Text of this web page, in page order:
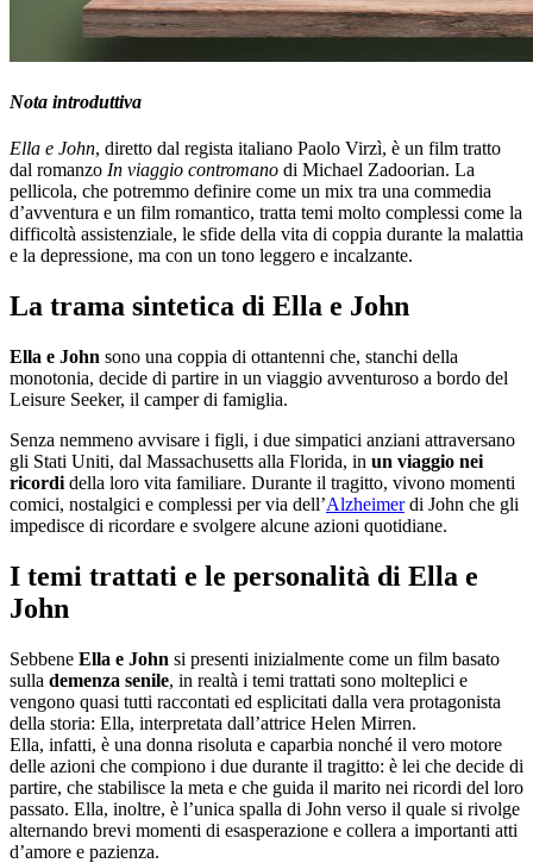
Nota introduttiva
Ella e John, diretto dal regista italiano Paolo Virzì, è un film tratto
dal romanzo In viaggio contromano di Michael Zadoorian. La
pellicola, che potremmo definire come un mix tra una commedia
d’avventura e un film romantico, tratta temi molto complessi come la
difficoltà assistenziale, le sfide della vita di coppia durante la malattia
e la depressione, ma con un tono leggero e incalzante.
La trama sintetica di Ella e John
Ella e John sono una coppia di ottantenni che, stanchi della
monotonia, decide di partire in un viaggio avventuroso a bordo del
Leisure Seeker, il camper di famiglia.
Senza nemmeno avvisare i figli, i due simpatici anziani attraversano
gli Stati Uniti, dal Massachusetts alla Florida, in un viaggio nei
ricordi della loro vita familiare. Durante il tragitto, vivono momenti
comici, nostalgici e complessi per via dell’Alzheimerdi John che gli
impedisce di ricordare e svolgere alcune azioni quotidiane.
I temi trattati e le personalità di Ella e
John
Sebbene Ella e John si presenti inizialmente come un film basato
sulla demenza senile, in realtà i temi trattati sono molteplici e
vengono quasi tutti raccontati ed esplicitati dalla vera protagonista
della storia: Ella, interpretata dall’attrice Helen Mirren.
Ella, infatti, è una donna risoluta e caparbia nonché il vero motore
delle azioni che compiono i due durante il tragitto: è lei che decide di
partire, che stabilisce la meta e che guida il marito nei ricordi del loro
passato. Ella, inoltre, è l’unica spalla di John verso il quale si rivolge
alternando brevi momenti di esasperazione e collera a importanti atti
d’amore e pazienza.